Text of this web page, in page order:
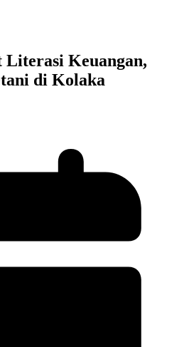
Literasi Keuangan,
di Kolaka